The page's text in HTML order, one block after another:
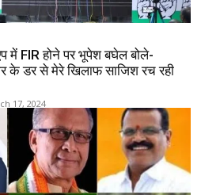
में FIR होने पर भूपेश बघेल बोले-
के डर से मेरे खिलाफ साजिश रच रही
17, 2024